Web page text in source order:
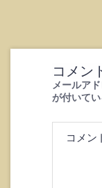
コメン
メールア
が付いて
コメン